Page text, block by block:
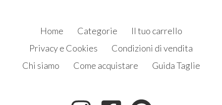
Home Categorie
Il tuo carrello
Privacy e Cookies
Condizioni di vendita
Chi siamo
Come acquistare Guida Taglie